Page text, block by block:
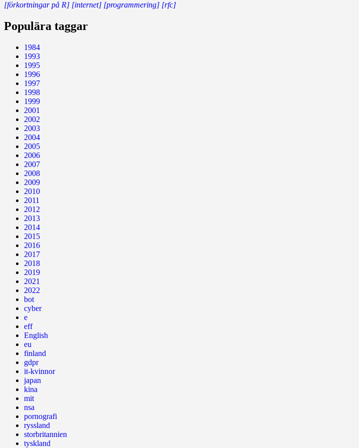
[förkortningar på R] [internet] [programmering] [rfc]
Populära taggar
1984
1993
1995
1996
1997
1998
1999
2001
2002
2003
2004
2005
2006
2007
2008
2009
2010
2011
2012
2013
2014
2015
2016
2017
2018
2019
2021
2022
bot
cyber
e
eff
English
eu
finland
gdpr
it-kvinnor
japan
kina
mit
nsa
pornografi
ryssland
storbritannien
tyskland